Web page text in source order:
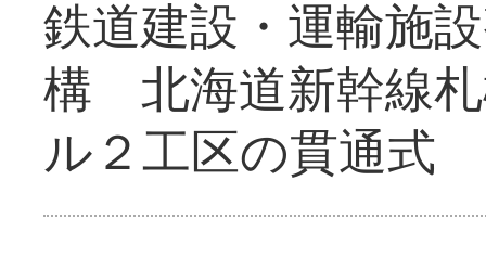
鉄道建設・運輸施
構 北海道新幹線
ル２工区の貫通式